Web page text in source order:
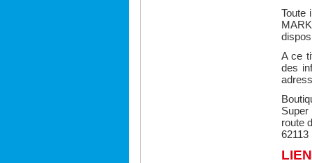
Toute
A ce
des
Super
route
62113